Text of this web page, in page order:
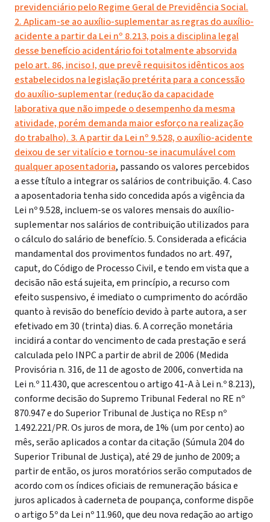
previdenciário pelo Regime Geral de Previdência Social.
2. Aplicam-se ao auxílio-suplementar as regras do auxílio-
acidente a partir da Lei nº 8.213, pois a disciplina legal
desse benefício acidentário foi totalmente absorvida
pelo art. 86, inciso I, que prevê requisitos idênticos aos
estabelecidos na legislação pretérita para a concessão
do auxílio-suplementar (redução da capacidade
laborativa que não impede o desempenho da mesma
atividade, porém demanda maior esforço na realização
do trabalho). 3. A partir da Lei nº 9.528, o auxílio-acidente
deixou de ser vitalício e tornou-se inacumulável com
qualquer aposentadoria, passando os valores percebidos
a esse título a integrar os salários de contribuição. 4. Caso
a aposentadoria tenha sido concedida após a vigência da
Lei nº 9.528, incluem-se os valores mensais do auxílio-
suplementar nos salários de contribuição utilizados para
o cálculo do salário de benefício. 5. Considerada a eficácia
mandamental dos provimentos fundados no art. 497,
caput, do Código de Processo Civil, e tendo em vista que a
decisão não está sujeita, em princípio, a recurso com
efeito suspensivo, é imediato o cumprimento do acórdão
quanto à revisão do benefício devido à parte autora, a ser
efetivado em 30 (trinta) dias.6. A correção monetária
incidirá a contar do vencimento de cada prestação e será
calculada pelo INPC a partir de abril de 2006 (Medida
Provisória n. 316, de 11 de agosto de 2006, convertida na
Lei n.º 11.430, que acrescentou o artigo 41-A à Lei n.º 8.213),
conforme decisão do Supremo Tribunal Federal no RE nº
870.947 e do Superior Tribunal de Justiça no REsp nº
1.492.221/PR. Os juros de mora, de 1% (um por cento) ao
mês, serão aplicados a contar da citação (Súmula 204 do
Superior Tribunal de Justiça), até 29 de junho de 2009; a
partir de então, os juros moratórios serão computados de
acordo com os índices oficiais de remuneração básica e
juros aplicados à caderneta de poupança, conforme dispõe
o artigo 5º da Lei nº 11.960, que deu nova redação ao artigo